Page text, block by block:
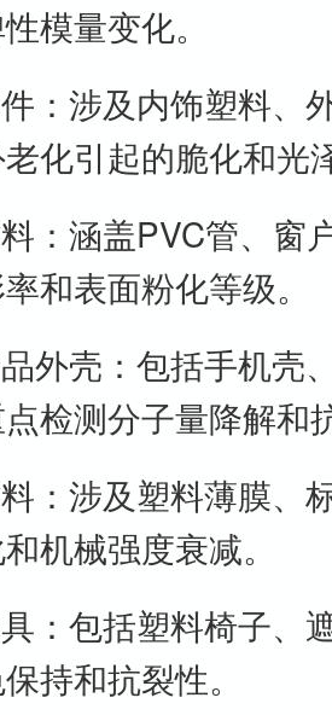
模量变化。
：涉及内饰塑料、
化引起的脆化和光
：涵盖PVC管、窗
和表面粉化等级。
外壳：包括手机壳
检测分子量降解和
：涉及塑料薄膜、
机械强度衰减。
：包括塑料椅子、
持和抗裂性。